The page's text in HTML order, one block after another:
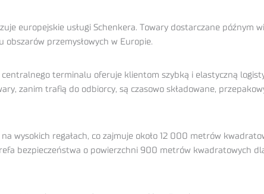
europejskie usługi Schenkera. Towary dostarczane późnym
obszarów przemysłowych w Europie.
terminalu oferuje klientom szybką i elastyczną
zanim trafią do odbiorcy, są czasowo składowane,
wysokich regałach, co zajmuje około 12 000 metrów
bezpieczeństwa o powierzchni 900 metrów kwadratowych